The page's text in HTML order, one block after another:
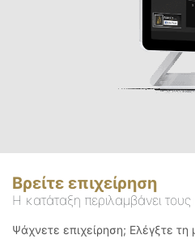
Βρείτε επιχείρηση
Η κατάταξη περιλαμβάνει
Ψάχνετε επιχείρηση; Ελέγξτε